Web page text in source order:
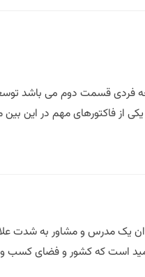
قسمت دوم می باشد توسعه
از فاکتورهای مهم در این
یک مدرس و مشاور به شدت
است که کشور و فضای کسب